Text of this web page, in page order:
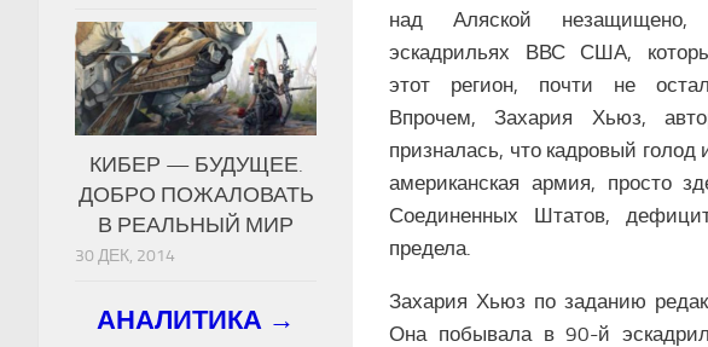
над Аляской незащищено,
эскадрильях ВВС США,
этот регион, почти не
Впрочем, Захария Хьюз,
призналась, что кадровый голод
американская армия, просто
Соединенных Штатов,
предела.
Захария Хьюз по заданию
Она побывала в 90-й
КИБЕР — БУДУЩЕЕ.
ДОБРО ПОЖАЛОВАТЬ
В РЕАЛЬНЫЙ МИР
30 ДЕК, 2014
АНАЛИТИКА →